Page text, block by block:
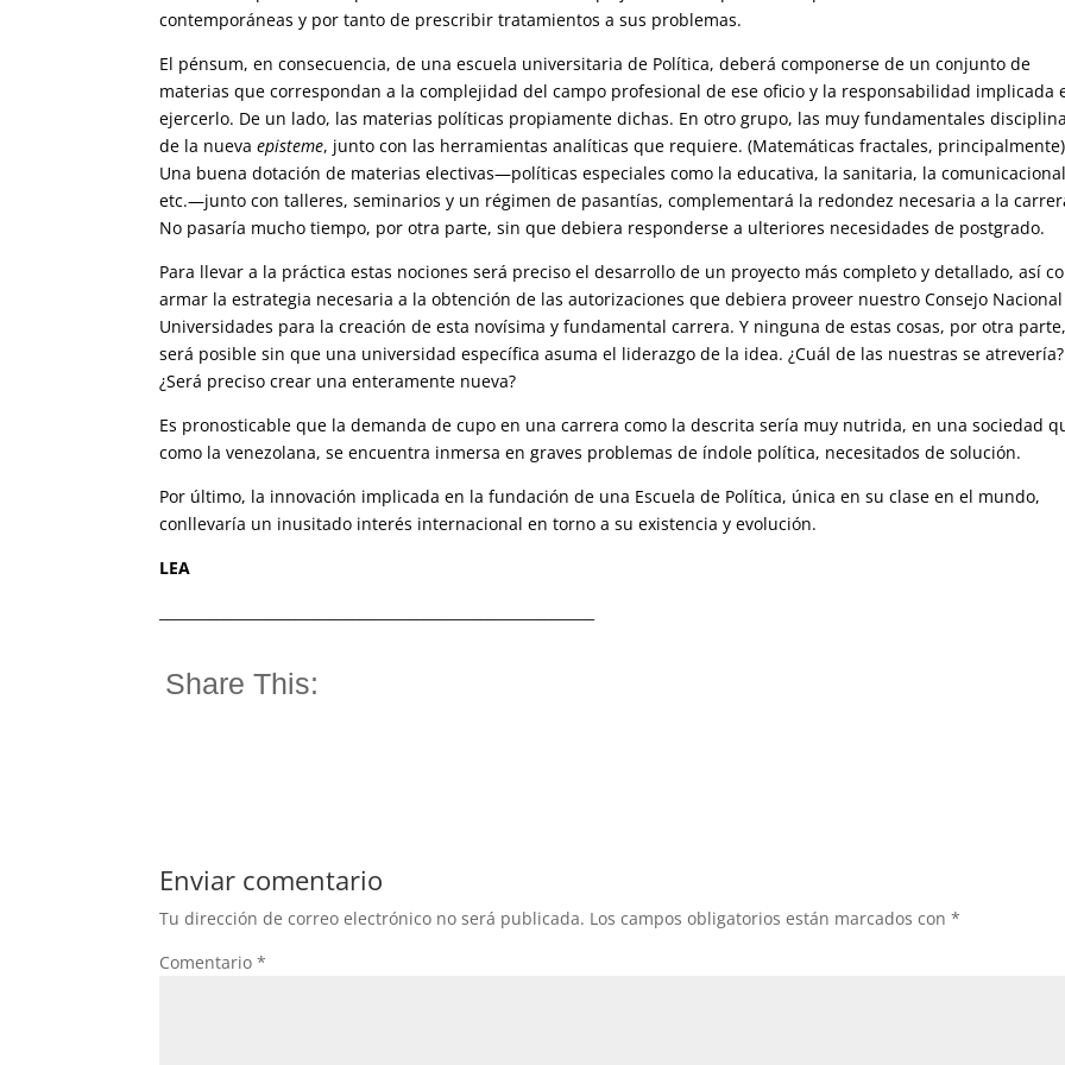
contemporáneas y por tanto de prescribir tratamientos a sus problemas.
El pénsum, en consecuencia, de una escuela universitaria de Política, deberá componerse de un conjunto de
materias que correspondan a la complejidad del campo profesional de ese oficio y la responsabilidad implicada
ejercerlo. De un lado, las materias políticas propiamente dichas. En otro grupo, las muy fundamentales
de la nuevaepisteme, junto con las herramientas analíticas que requiere. (Matemáticas fractales,
Una buena dotación de materias electivas—políticas especiales como la educativa, la sanitaria, la
etc.—junto con talleres, seminarios y un régimen de pasantías, complementará la redondez necesaria a la
No pasaría mucho tiempo, por otra parte, sin que debiera responderse a ulteriores necesidades de postgrado.
Para llevar a la práctica estas nociones será preciso el desarrollo de un proyecto más completo y detallado, así
armar la estrategia necesaria a la obtención de las autorizaciones que debiera proveer nuestro Consejo
Universidades para la creación de esta novísima y fundamental carrera. Y ninguna de estas cosas, por otra parte,
será posible sin que una universidad específica asuma el liderazgo de la idea. ¿Cuál de las nuestras se atrevería?
¿Será preciso crear una enteramente nueva?
Es pronosticable que la demanda de cupo en una carrera como la descrita sería muy nutrida, en una sociedad
como la venezolana, se encuentra inmersa en graves problemas de índole política, necesitados de solución.
Por último, la innovación implicada en la fundación de una Escuela de Política, única en su clase en el mundo,
conllevaría un inusitado interés internacional en torno a su existencia y evolución.
LEA
Share This:
Enviar comentario
Tu dirección de correo electrónico no será publicada. Los campos obligatorios están marcados con*
Comentario*